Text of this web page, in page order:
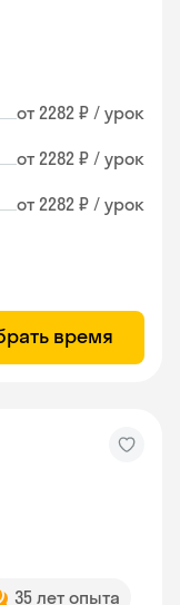
от 2282 ₽ / урок
от 2282 ₽ / урок
от 2282 ₽ / урок
время
35 лет опыта